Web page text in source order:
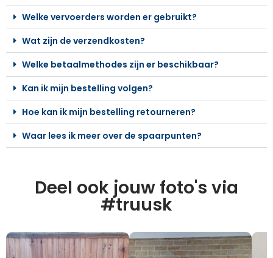
Welke vervoerders worden er gebruikt?
Wat zijn de verzendkosten?
Welke betaalmethodes zijn er beschikbaar?
Kan ik mijn bestelling volgen?
Hoe kan ik mijn bestelling retourneren?
Waar lees ik meer over de spaarpunten?
Deel ook jouw foto's via
#truusk